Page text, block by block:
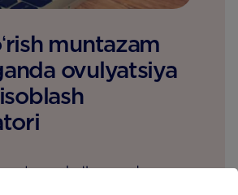
muntazam
ovulyatsiya
boʻlmaganda